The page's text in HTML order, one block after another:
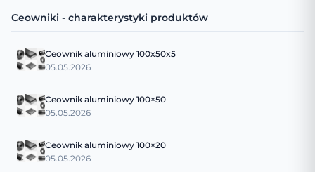
Ceowniki - charakterystyki produktów
Ceownik aluminiowy 100x50x5
05.05.2026
Ceownik aluminiowy 100×50
05.05.2026
Ceownik aluminiowy 100×20
05.05.2026